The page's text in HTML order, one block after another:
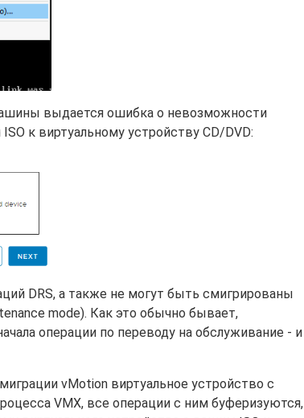
выдается ошибка о невозможности
к виртуальному устройству CD/DVD:
DRS, а также не могут быть смигрированы
mode). Как это обычно бывает,
операции по переводу на обслуживание - и
vMotion виртуальное устройство с
VMX, все операции с ним буферизуются,